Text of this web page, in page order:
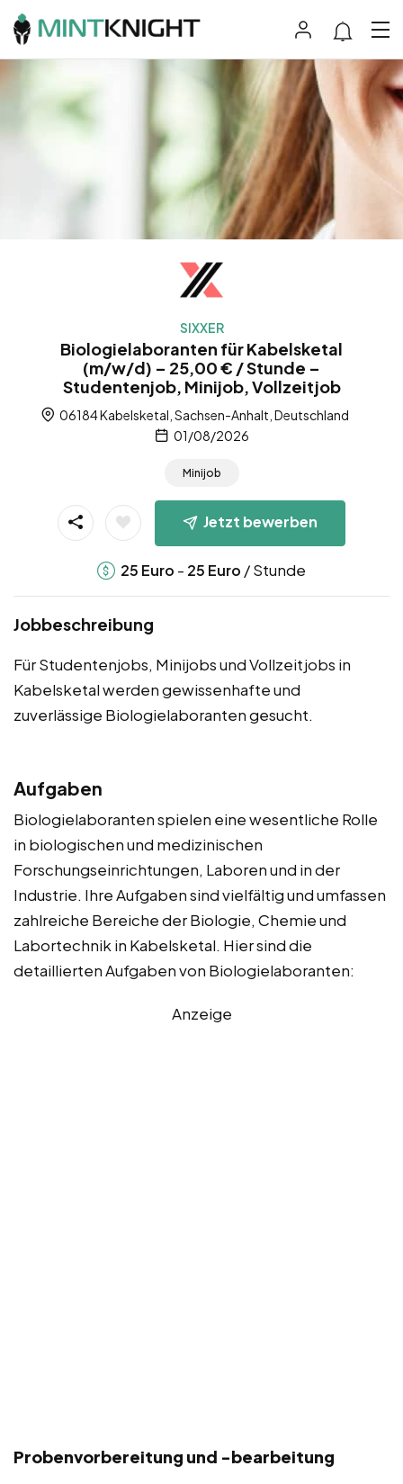
SIXXER
Biologielaboranten für Kabelsketal
(m/w/d) – 25,00 € / Stunde –
Studentenjob, Minijob, Vollzeitjob
06184 Kabelsketal, Sachsen-Anhalt, Deutschland
01/08/2026
Minijob
Jetzt bewerben
25 Euro - 25 Euro / Stunde
Jobbeschreibung
Für Studentenjobs, Minijobs und Vollzeitjobs in
Kabelsketal werden gewissenhafte und
zuverlässige Biologielaboranten gesucht.
Aufgaben
Biologielaboranten spielen eine wesentliche Rolle
in biologischen und medizinischen
Forschungseinrichtungen, Laboren und in der
Industrie. Ihre Aufgaben sind vielfältig und umfassen
zahlreiche Bereiche der Biologie, Chemie und
Labortechnik in Kabelsketal. Hier sind die
detaillierten Aufgaben von Biologielaboranten:
Anzeige
Probenvorbereitung und -bearbeitung